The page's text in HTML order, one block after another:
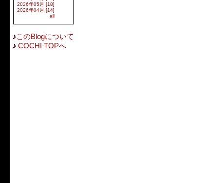
2026年05月 [18]
2026年04月 [14]
all
このBlogについて
COCHI TOPへ